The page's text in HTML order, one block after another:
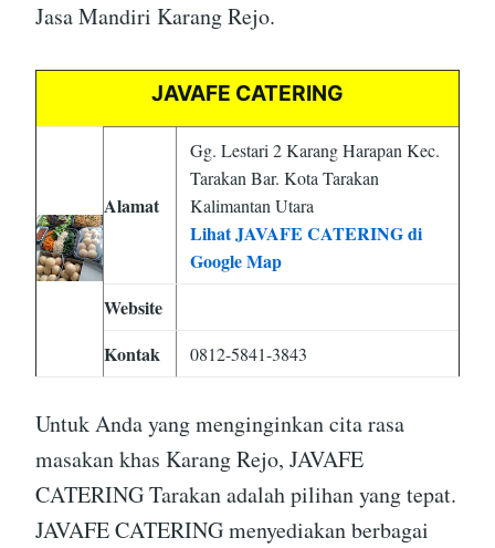
Jasa Mandiri Karang Rejo.
JAVAFE CATERING
Alamat
Gg. Lestari 2 Karang Harapan Kec.
Tarakan Bar. Kota Tarakan
Kalimantan Utara
Lihat JAVAFE CATERING di
Google Map
Website
Kontak
0812-5841-3843
Untuk Anda yang menginginkan cita rasa
masakan khas Karang Rejo, JAVAFE
CATERING Tarakan adalah pilihan yang tepat.
JAVAFE CATERING menyediakan berbagai